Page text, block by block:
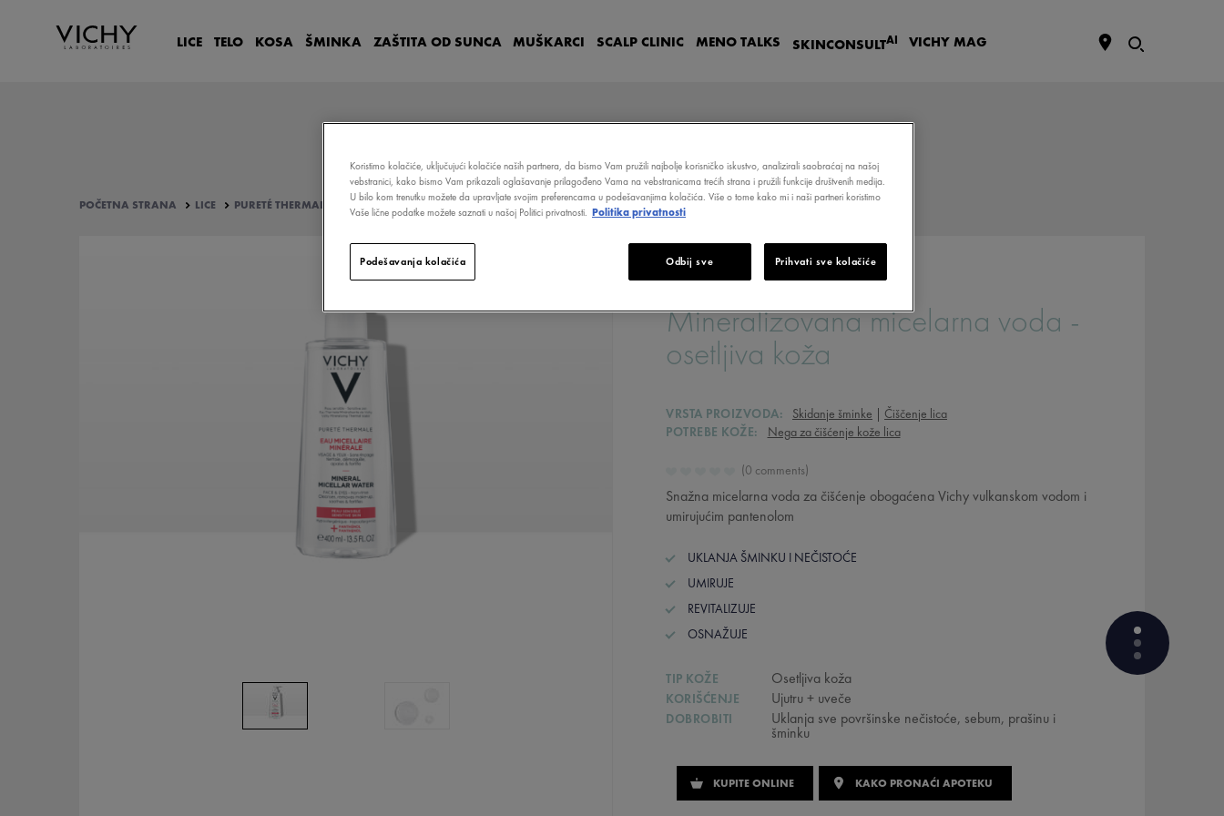
LICE TELO KOSA ŠMINKA ZAŠTITA OD SUNCA MUŠKARCI SCALP CLINIC MENO TALKS SKINCONSULTAI VICHY MAG
POČETNA STRANA LICE PURETÉ THERMALE MINERALIZOVANA MICELARNA VODA - OSETLJIVA KOŽA
Mineralizovana micelarna voda -
osetljiva koža
VRSTA PROIZVODA: Skidanje šminke
Čiščenje lica
POTREBE KOŽE:
Nega za čišćenje kože lica
0 comments
Snažna micelarna voda za čišćenje obogaćena Vichy vulkanskom vodom i
umirujućim pantenolom
UKLANJA ŠMINKU I NEČISTOĆE
UMIRUJE
REVITALIZUJE
OSNAŽUJE
TIP KOŽE Osetljiva koža
KORIŠĆENJE Ujutru + uveče
DOBROBITI Uklanja sve površinske nečistoće, sebum, prašinu i
šminku
KUPITE ONLINE KAKO PRONAĆI APOTEKU
DOKAZANA EFIKASNOST
Koristimo kolačiće, uključujući kolačiće naših partnera, da bismo Vam pružili najbolje korisničko iskustvo, analizirali saobraćaj na našoj
vebstranici, kako bismo Vam prikazali oglašavanje prilagođeno Vama na vebstranicama trećih strana i pružili funkcije društvenih medija.
U bilo kom trenutku možete da upravljate svojim preferencama u podešavanjima kolačića. Više o tome kako mi i naši partneri koristimo
Vaše lične podatke možete saznati u našoj Politici privatnosti. Politika privatnosti
Odbij sve Prihvati sve kolačiće
Podešavanja kolačića